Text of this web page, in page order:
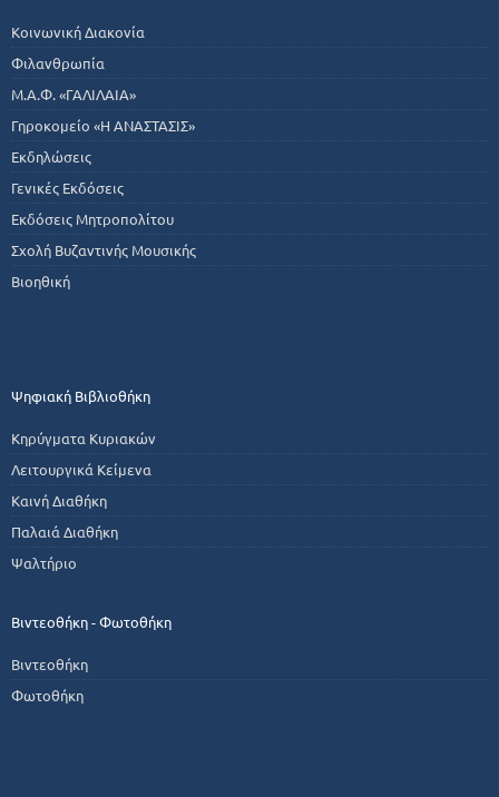
Κοινωνική Διακονία
Φιλανθρωπία
Μ.Α.Φ. «ΓΑΛΙΛΑΙΑ»
Γηροκομείο «Η ΑΝΑΣΤΑΣΙΣ»
Εκδηλώσεις
Γενικές Εκδόσεις
Εκδόσεις Μητροπολίτου
Σχολή Βυζαντινής Μουσικής
Βιοηθική
Ψηφιακή Βιβλιοθήκη
Κηρύγματα Κυριακών
Λειτουργικά Κείμενα
Καινή Διαθήκη
Παλαιά Διαθήκη
Ψαλτήριο
Βιντεοθήκη - Φωτοθήκη
Βιντεοθήκη
Φωτοθήκη